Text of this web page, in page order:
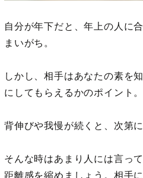
自分が年下だと、年上の人に
まいがち。
しかし、相手はあなたの素を
にしてもらえるかのポイント。
背伸びや我慢が続くと、次第
そんな時はあまり人には言っ
距離感を縮めましょう。相手